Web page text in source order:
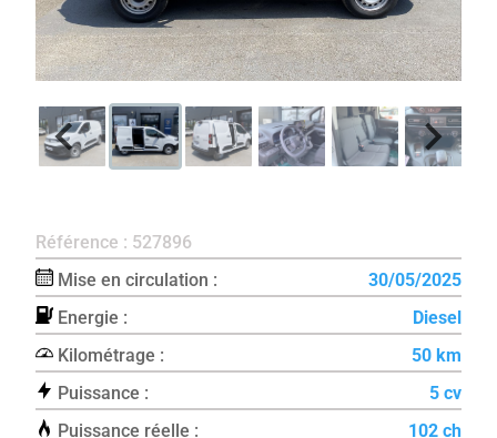
Référence : 527896
Mise en circulation :
30/05/2025
Energie :
Diesel
Kilométrage :
50 km
Puissance :
5 cv
Puissance réelle :
102 ch